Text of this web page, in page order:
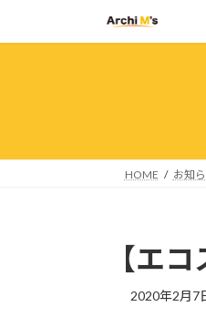
キ
に
HOME お知
【エ
2020年2月7